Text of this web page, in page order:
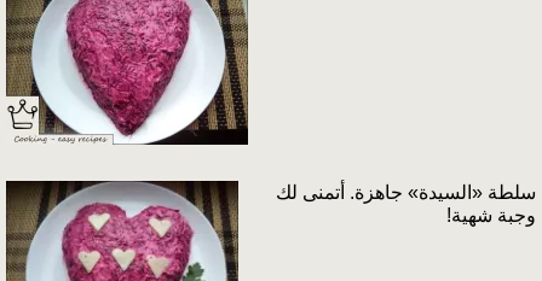
سلطة «السيدة» جاهزة. أتمنى لك
وجبة شهية!